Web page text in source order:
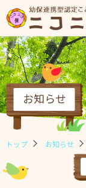
お知らせ
トップ お知らせ